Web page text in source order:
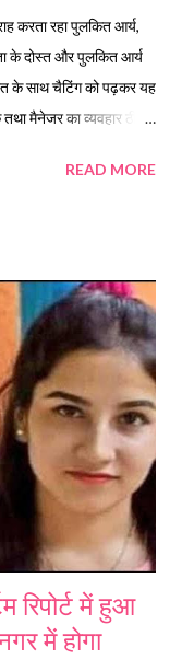
करता रहा पुलकित आर्य,
के दोस्त और पुलकित आर्य
के साथ चैटिंग को पढ़कर यह
मैनेजर का व्यवहार ठीक
हरकत किए जाने की बात
READ MORE
रिपोर्ट में हुआ
में होगा